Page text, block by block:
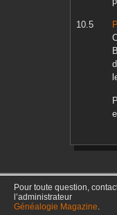
Pour toute question,
l’administrateur
Généalogie Magazine.